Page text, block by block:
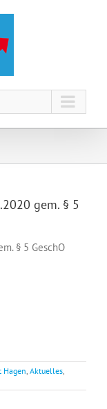
gem. § 5
§ 5 GeschO
Hagen, Aktuelles,